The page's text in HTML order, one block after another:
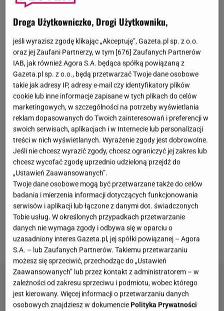
poprzez ciążę, która też na nim zostawiła ślady.
Jestem Ewa, a to jest moje ciało - powiedziała w
nagraniu, które opublikowała na Instagramie.To
właśnie wtedy wokalistka wydala singiel "Ciało",
który opowiada o zaakceptowaniu zmian w ciele, na
które nie mamy żadnego wpływu. W rozmowie z
"Onet Rano" podkreśliła, że temat jejwagibył
wielokrotnie poruszany w mediach. - Na pewno moje
ciało przeszło niełatwą drogę. Jest to coś, na co
bardzo u mnie zwracano uwagę. Nie czułam się
nigdy otyłą osobą, ani nie byłam nigdy niezdrowa.
Miałam takie okresy, gdy wyglądałam niezdrowo i
sobie to uświadomiłam. Dla mnie temat wagi to jest
coś, co jest do mnie przyklejone - mówiła.Ewa Farna
w rozmowie z jednym z czeskich magazynów
opowiedziała, o swoim doświadczeniu
z odchudzaniem. Przestrzegła innych.
Droga Użytkowniczko, Drogi Użytkowniku,
jeśli wyrazisz zgodę klikając „Akceptuję”, Gazeta.pl sp. z o.o.
oraz jej Zaufani Partnerzy, w tym [676] Zaufanych Partnerów
IAB, jak również Agora S.A. będąca spółką powiązaną z
Gazeta.pl sp. z o.o., będą przetwarzać Twoje dane osobowe
takie jak adresy IP, adresy e-mail czy identyfikatory plików
cookie lub inne informacje zapisane w tych plikach do celów
marketingowych, w szczególności na potrzeby wyświetlania
reklam dopasowanych do Twoich zainteresowań i preferencji w
swoich serwisach, aplikacjach i w Internecie lub personalizacji
treści w nich wyświetlanych. Wyrażenie zgody jest dobrowolne.
Jeśli nie chcesz wyrazić zgody, chcesz ograniczyć jej zakres lub
chcesz wycofać zgodę uprzednio udzieloną przejdź do
„Ustawień Zaawansowanych”.
Twoje dane osobowe mogą być przetwarzane także do celów
badania i mierzenia informacji dotyczących funkcjonowania
serwisów i aplikacji lub łączone z danymi dot. świadczonych
Tobie usług. W określonych przypadkach przetwarzanie
danych nie wymaga zgody i odbywa się w oparciu o
uzasadniony interes Gazeta.pl, jej spółki powiązanej – Agora
S.A. – lub Zaufanych Partnerów. Takiemu przetwarzaniu
możesz się sprzeciwić, przechodząc do „Ustawień
Zaawansowanych” lub przez kontakt z administratorem – w
zależności od zakresu sprzeciwu i podmiotu, wobec którego
jest kierowany. Więcej informacji o przetwarzaniu danych
osobowych znajdziesz w dokumenciePolityka Prywatności